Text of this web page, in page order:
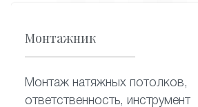
Монтажник
Монтаж натяжных потолков,
ответственность, инструмент